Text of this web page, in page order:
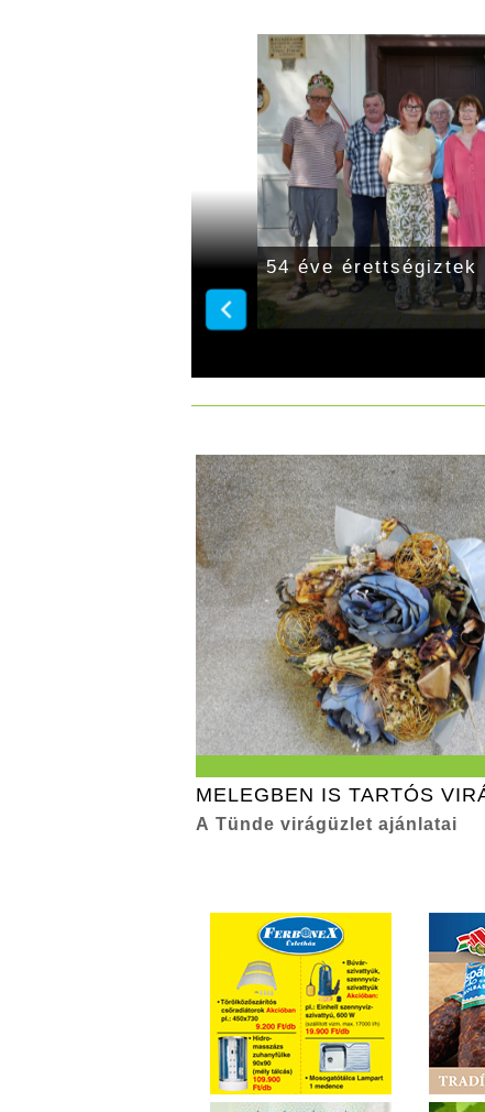
54 éve érettségiztek
MELEGBEN IS TARTÓS
A Tünde virágüzlet ajánlatai